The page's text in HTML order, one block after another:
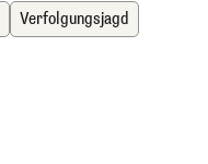
Verfolgungsjagd